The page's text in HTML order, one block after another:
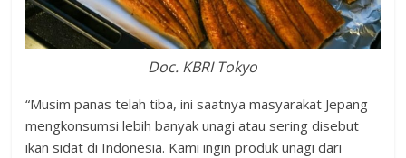
Doc. KBRI Tokyo
“Musim panas telah tiba, ini saatnya masyarakat Jepang
mengkonsumsi lebih banyak unagi atau sering disebut
ikan sidat di Indonesia. Kami ingin produk unagi dari